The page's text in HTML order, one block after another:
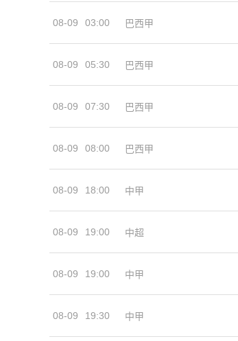
08-09 03:00 巴西甲
08-09 05:30 巴西甲
08-09 07:30 巴西甲
08-09 08:00 巴西甲
08-09 18:00 中甲
08-09 19:00 中超
08-09 19:00 中甲
08-09 19:30 中甲